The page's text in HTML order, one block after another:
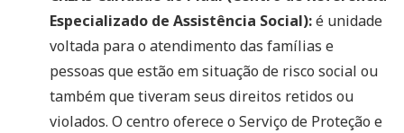
Especializado de Assistência Social):é unidade
voltada para o atendimento das famílias e
pessoas que estão em situação de risco social ou
também que tiveram seus direitos retidos ou
violados. O centro oferece o Serviço de Proteção e